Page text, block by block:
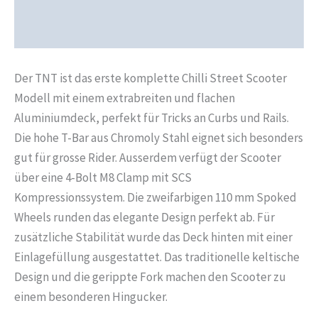
Der TNT ist das erste komplette Chilli Street Scooter
Modell mit einem extrabreiten und flachen
Aluminiumdeck, perfekt für Tricks an Curbs und Rails.
Die hohe T-Bar aus Chromoly Stahl eignet sich besonders
gut für grosse Rider. Ausserdem verfügt der Scooter
über eine 4-Bolt M8 Clamp mit SCS
Kompressionssystem. Die zweifarbigen 110 mm Spoked
Wheels runden das elegante Design perfekt ab. Für
zusätzliche Stabilität wurde das Deck hinten mit einer
Einlagefüllung ausgestattet. Das traditionelle keltische
Design und die gerippte Fork machen den Scooter zu
einem besonderen Hingucker.